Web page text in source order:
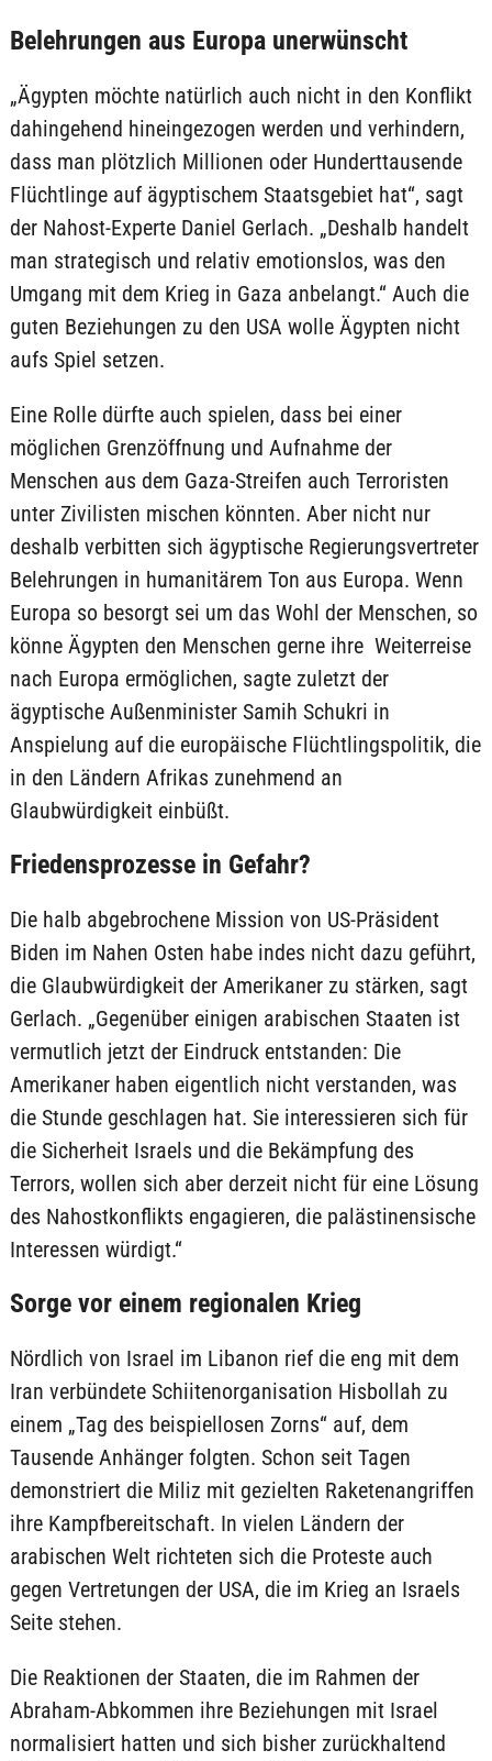
Belehrungen aus Europa unerwünscht
„Ägypten möchte natürlich auch nicht in den Konflikt
dahingehend hineingezogen werden und verhindern,
dass man plötzlich Millionen oder Hunderttausende
Flüchtlinge auf ägyptischem Staatsgebiet hat“, sagt
der Nahost-Experte Daniel Gerlach. „Deshalb handelt
man strategisch und relativ emotionslos, was den
Umgang mit dem Krieg in Gaza anbelangt.“ Auch die
guten Beziehungen zu den USA wolle Ägypten nicht
aufs Spiel setzen.
Eine Rolle dürfte auch spielen, dass bei einer
möglichen Grenzöffnung und Aufnahme der
Menschen aus dem Gaza-Streifen auch Terroristen
unter Zivilisten mischen könnten. Aber nicht nur
deshalb verbitten sich ägyptische Regierungsvertreter
Belehrungen in humanitärem Ton aus Europa. Wenn
Europa so besorgt sei um das Wohl der Menschen, so
könne Ägypten den Menschen gerne ihre Weiterreise
nach Europa ermöglichen, sagte zuletzt der
ägyptische Außenminister Samih Schukri in
Anspielung auf die europäische Flüchtlingspolitik, die
in den Ländern Afrikas zunehmend an
Glaubwürdigkeit einbüßt.
Friedensprozesse in Gefahr?
Die halb abgebrochene Mission von US-Präsident
Biden im Nahen Osten habe indes nicht dazu geführt,
die Glaubwürdigkeit der Amerikaner zu stärken, sagt
Gerlach. „Gegenüber einigen arabischen Staaten ist
vermutlich jetzt der Eindruck entstanden: Die
Amerikaner haben eigentlich nicht verstanden, was
die Stunde geschlagen hat. Sie interessieren sich für
die Sicherheit Israels und die Bekämpfung des
Terrors, wollen sich aber derzeit nicht für eine Lösung
des Nahostkonflikts engagieren, die palästinensische
Interessen würdigt.“
Sorge vor einem regionalen Krieg
Nördlich von Israel im Libanon rief die eng mit dem
Iran verbündete Schiitenorganisation Hisbollah zu
einem „Tag des beispiellosen Zorns“ auf, dem
Tausende Anhänger folgten. Schon seit Tagen
demonstriert die Miliz mit gezielten Raketenangriffen
ihre Kampfbereitschaft. In vielen Ländern der
arabischen Welt richteten sich die Proteste auch
gegen Vertretungen der USA, die im Krieg an Israels
Seite stehen.
Die Reaktionen der Staaten, die im Rahmen der
Abraham-Abkommen ihre Beziehungen mit Israel
normalisiert hatten und sich bisher zurückhaltend